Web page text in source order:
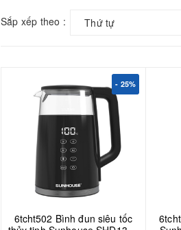
Sắp xếp theo : Thứ tự
- 25%
6tcht502 Bình đun siêu tốc